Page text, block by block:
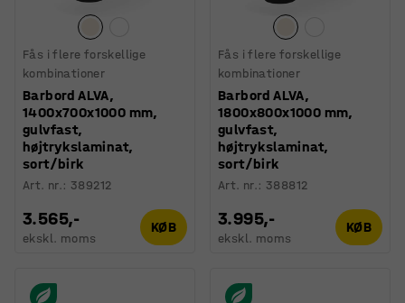
Fås i flere forskellige
kombinationer
Barbord ALVA,
1400x700x1000 mm,
gulvfast,
højtrykslaminat,
sort/birk
Art. nr.: 389212
3.565,-
ekskl. moms
KØB
Fås i flere forskellige
kombinationer
Barbord ALVA,
1800x800x1000 mm,
gulvfast,
højtrykslaminat,
sort/birk
Art. nr.: 388812
3.995,-
ekskl. moms
KØB